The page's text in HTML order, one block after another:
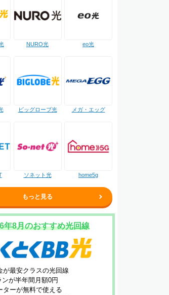
NURO光 eo光
ビッグローブ光 メガ・エッグ
ソネット光 home5g
もっと見る
年8月のおすすめ光回線
が最安クラスの光回線
ンが半年間月額0円
ターが無料で使える